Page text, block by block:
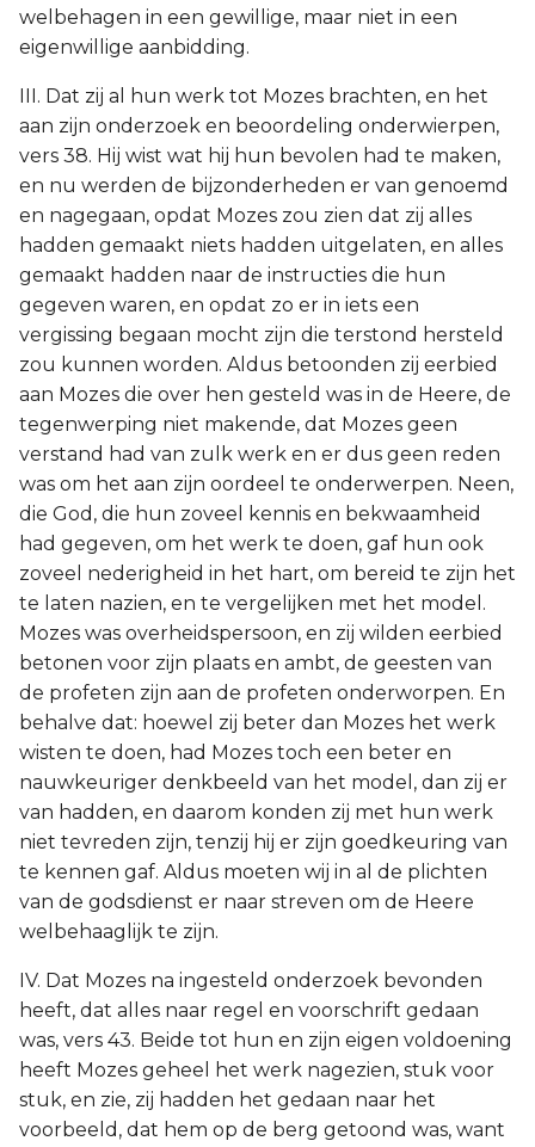
welbehagen in een gewillige, maar niet in een
eigenwillige aanbidding.
III. Dat zij al hun werk tot Mozes brachten, en het
aan zijn onderzoek en beoordeling onderwierpen,
vers 38. Hij wist wat hij hun bevolen had te maken,
en nu werden de bijzonderheden er van genoemd
en nagegaan, opdat Mozes zou zien dat zij alles
hadden gemaakt niets hadden uitgelaten, en alles
gemaakt hadden naar de instructies die hun
gegeven waren, en opdat zo er in iets een
vergissing begaan mocht zijn die terstond hersteld
zou kunnen worden. Aldus betoonden zij eerbied
aan Mozes die over hen gesteld was in de Heere, de
tegenwerping niet makende, dat Mozes geen
verstand had van zulk werk en er dus geen reden
was om het aan zijn oordeel te onderwerpen. Neen,
die God, die hun zoveel kennis en bekwaamheid
had gegeven, om het werk te doen, gaf hun ook
zoveel nederigheid in het hart, om bereid te zijn het
te laten nazien, en te vergelijken met het model.
Mozes was overheidspersoon, en zij wilden eerbied
betonen voor zijn plaats en ambt, de geesten van
de profeten zijn aan de profeten onderworpen. En
behalve dat: hoewel zij beter dan Mozes het werk
wisten te doen, had Mozes toch een beter en
nauwkeuriger denkbeeld van het model, dan zij er
van hadden, en daarom konden zij met hun werk
niet tevreden zijn, tenzij hij er zijn goedkeuring van
te kennen gaf. Aldus moeten wij in al de plichten
van de godsdienst er naar streven om de Heere
welbehaaglijk te zijn.
IV. Dat Mozes na ingesteld onderzoek bevonden
heeft, dat alles naar regel en voorschrift gedaan
was, vers 43. Beide tot hun en zijn eigen voldoening
heeft Mozes geheel het werk nagezien, stuk voor
stuk, en zie, zij hadden het gedaan naar het
voorbeeld, dat hem op de berg getoond was, want